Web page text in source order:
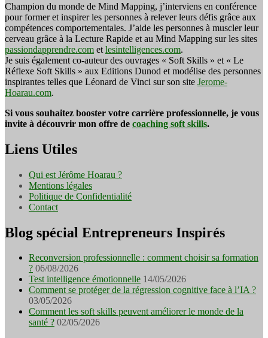
Champion du monde de Mind Mapping, j’interviens en conférence
pour former et inspirer les personnes à relever leurs défis grâce aux
compétences comportementales. J’aide les personnes à muscler leur
cerveau grâce à la Lecture Rapide et au Mind Mapping sur les sites
passiondapprendre.com et lesintelligences.com.
Je suis également co-auteur des ouvrages « Soft Skills » et « Le
Réflexe Soft Skills » aux Editions Dunod et modélise des personnes
inspirantes telles que Léonard de Vinci sur son site Jerome-
Hoarau.com.
Si vous souhaitez booster votre carrière professionnelle, je vous
invite à découvrir mon offre de coaching soft skills.
Liens Utiles
Qui est Jérôme Hoarau ?
Mentions légales
Politique de Confidentialité
Contact
Blog spécial Entrepreneurs Inspirés
Reconversion professionnelle : comment choisir sa formation
? 06/08/2026
Test intelligence émotionnelle 14/05/2026
Comment se protéger de la régression cognitive face à l’IA ?
03/05/2026
Comment les soft skills peuvent améliorer le monde de la
santé ? 02/05/2026